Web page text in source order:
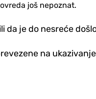
još nepoznat.
je do nesreće
na